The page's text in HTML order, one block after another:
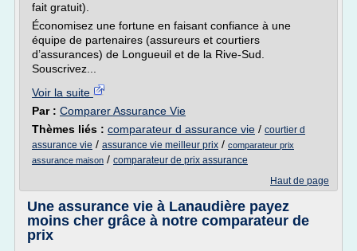
fait gratuit).
Économisez une fortune en faisant confiance à une
équipe de partenaires (assureurs et courtiers
d’assurances) de Longueuil et de la Rive-Sud.
Souscrivez...
Voir la suite
Par : Comparer Assurance Vie
Thèmes liés : comparateur d assurance vie / courtier d
assurance vie / assurance vie meilleur prix / comparateur prix
assurance maison / comparateur de prix assurance
Haut de page
Une assurance vie à Lanaudière payez
moins cher grâce à notre comparateur de
prix